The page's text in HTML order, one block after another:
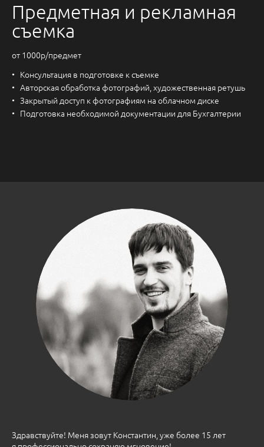
Предметная и рекламная
съемка
от 1000р/предмет
Консультация в подготовке к съемке
Авторская обработка фотографий, художественная ретушь
Закрытый доступ к фотографиям на облачном диске
Подготовка необходимой документации для Бухгалтерии
Здравствуйте! Меня зовут Константин, уже более 15 лет